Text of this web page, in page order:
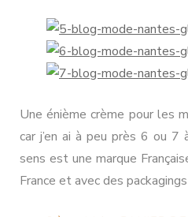
Une énième crème pour les
car j’en ai à peu près 6 ou
sens est une marque
France et avec des